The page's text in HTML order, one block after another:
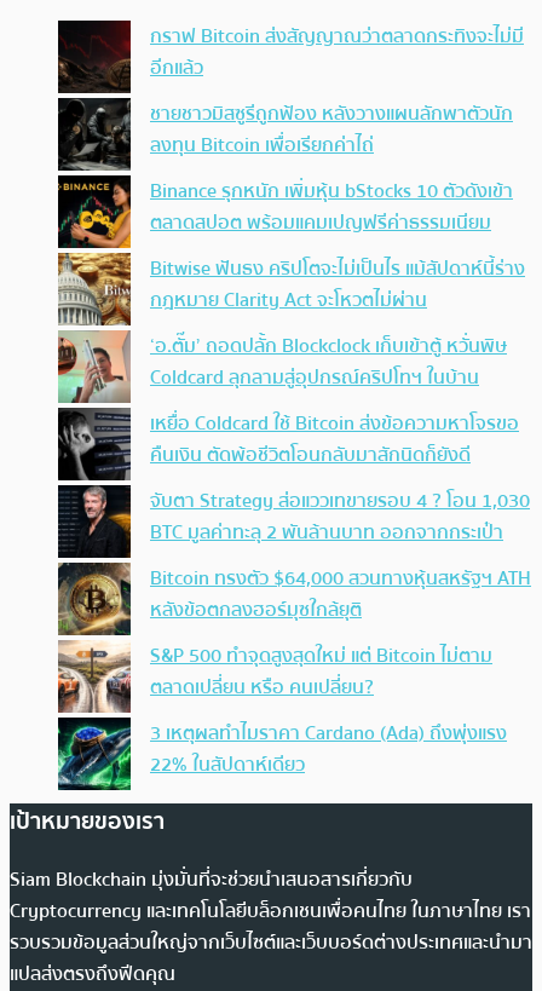
กราฟ Bitcoin ส่งสัญญาณว่าตลาดกระทิงจะไม่มี
อีกแล้ว
ชายชาวมิสซูรีถูกฟ้อง หลังวางแผนลักพาตัวนัก
ลงทุน Bitcoin เพื่อเรียกค่าไถ่
Binance รุกหนัก เพิ่มหุ้น bStocks 10 ตัวดังเข้า
ตลาดสปอต พร้อมแคมเปญฟรีค่าธรรมเนียม
Bitwise ฟันธง คริปโตจะไม่เป็นไร แม้สัปดาห์นี้ร่าง
กฎหมาย Clarity Act จะโหวตไม่ผ่าน
‘อ.ตั๊ม’ ถอดปลั้ก Blockclock เก็บเข้าตู้ หวั่นพิษ
Coldcard ลุกลามสู่อุปกรณ์คริปโทฯ ในบ้าน
เหยื่อ Coldcard ใช้ Bitcoin ส่งข้อความหาโจรขอ
คืนเงิน ตัดพ้อชีวิตโอนกลับมาสักนิดก็ยังดี
จับตา Strategy ส่อแววเทขายรอบ 4 ? โอน 1,030
BTC มูลค่าทะลุ 2 พันล้านบาท ออกจากกระเป๋า
Bitcoin ทรงตัว $64,000 สวนทางหุ้นสหรัฐฯ ATH
หลังข้อตกลงฮอร์มุซใกล้ยุติ
S&P 500 ทำจุดสูงสุดใหม่ แต่ Bitcoin ไม่ตาม
ตลาดเปลี่ยน หรือ คนเปลี่ยน?
3 เหตุผลทำไมราคา Cardano (Ada) ถึงพุ่งแรง
22% ในสัปดาห์เดียว
เป้าหมายของเรา
Siam Blockchain มุ่งมั่นที่จะช่วยนำเสนอสารเกี่ยวกับ
Cryptocurrency และเทคโนโลยีบล็อกเชนเพื่อคนไทย ในภาษาไทย เรา
รวบรวมข้อมูลส่วนใหญ่จากเว็บไซต์และเว็บบอร์ดต่างประเทศและนำมา
แปลส่งตรงถึงฟีดคุณ